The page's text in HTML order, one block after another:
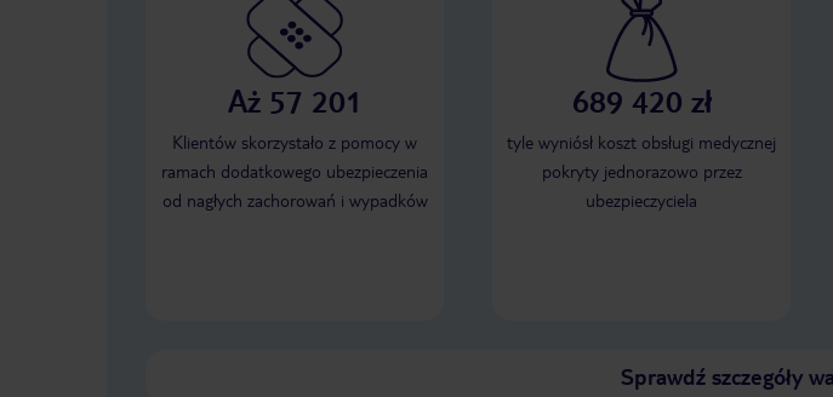
Aż 57 201
Klientów skorzystało z pomocy w
ramach dodatkowego ubezpieczenia
od nagłych zachorowań i wypadków
689 420 zł
tyle wyniósł koszt obsługi medycznej
pokryty jednorazowo przez
ubezpieczyciela
Sprawdź szczegóły